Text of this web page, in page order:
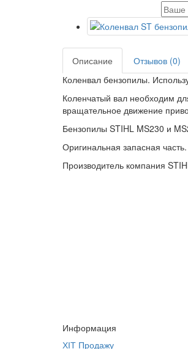
Описание
Отзывов (0)
Коленвал бензопилы.
Коленчатый вал необходим
вращательное движение
Бензопилы STIHL MS230 и
Оригинальная запасная часть.
Производитель компания
Информация
ХІТ Продажу